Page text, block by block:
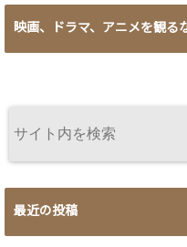
映画、ドラマ、アニメを観る
最近の投稿